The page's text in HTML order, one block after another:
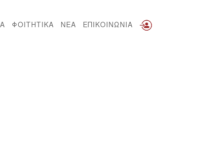
ΦΟΙΤΗΤΙΚΑ ΝΕΑ ΕΠΙΚΟΙΝΩΝΙΑ